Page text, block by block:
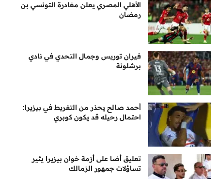
الأهلي المصري يعلن مغادرة التونسي بن
رمضان
فيران توريس وجمال التحدي في نادي
برشلونة
أحمد صالح يحذر من التفريط في بيزيرا:
احتمال رحيله قد يكون كوبري
تعليق أضا على أزمة خوان بيزيرا يثير
تساؤلات جمهور الزمالك